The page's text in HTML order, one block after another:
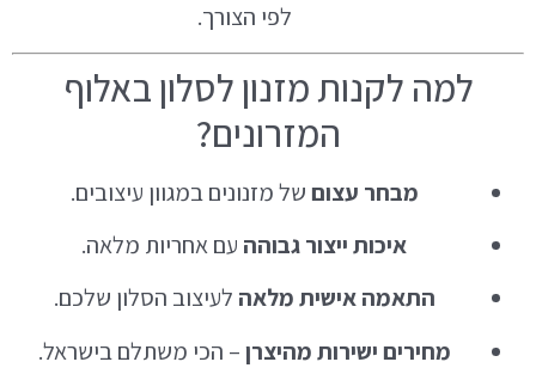
לפי הצורך.
למה לקנות מזנון לסלון באלוף
המזרונים?
מבחר עצום של מזנונים במגוון עיצובים.
איכות ייצור גבוהה עם אחריות מלאה.
התאמה אישית מלאה לעיצוב הסלון שלכם.
מחירים ישירות מהיצרן– הכי משתלם בישראל.